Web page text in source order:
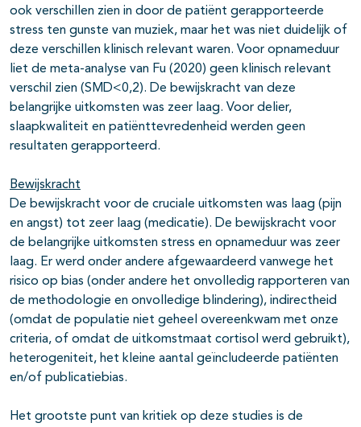
ook verschillen zien in door de patiënt gerapporteerde
stress ten gunste van muziek, maar het was niet duidelijk of
deze verschillen klinisch relevant waren. Voor opnameduur
liet de meta-analyse van Fu (2020) geen klinisch relevant
verschil zien (SMD<0,2). De bewijskracht van deze
belangrijke uitkomsten was zeer laag. Voor delier,
slaapkwaliteit en patiënttevredenheid werden geen
resultaten gerapporteerd.
Bewijskracht
De bewijskracht voor de cruciale uitkomsten was laag (pijn
en angst) tot zeer laag (medicatie). De bewijskracht voor
de belangrijke uitkomsten stress en opnameduur was zeer
laag. Er werd onder andere afgewaardeerd vanwege het
risico op bias (onder andere het onvolledig rapporteren van
de methodologie en onvolledige blindering), indirectheid
(omdat de populatie niet geheel overeenkwam met onze
criteria, of omdat de uitkomstmaat cortisol werd gebruikt),
heterogeniteit, het kleine aantal geïncludeerde patiënten
en/of publicatiebias.
Het grootste punt van kritiek op deze studies is de